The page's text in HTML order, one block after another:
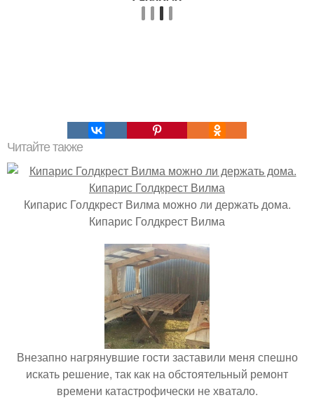
Читайте также
Кипарис Голдкрест Вилма можно ли держать дома.
Кипарис Голдкрест Вилма
Внезапно нагрянувшие гости заставили меня спешно
искать решение, так как на обстоятельный ремонт
времени катастрофически не хватало.